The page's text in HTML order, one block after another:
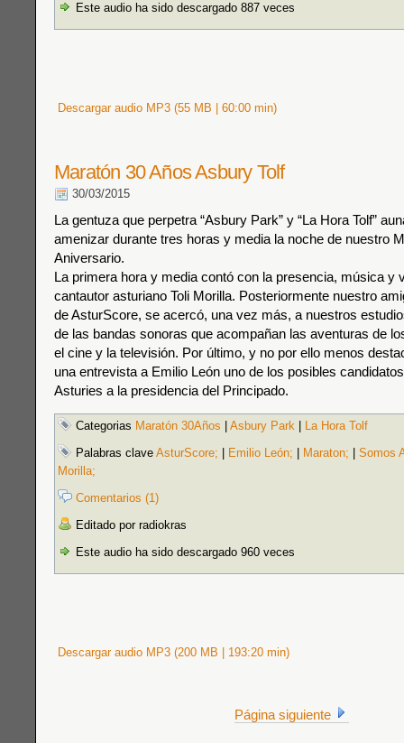
Este audio ha sido descargado 887 veces
Descargar audio MP3 (55 MB | 60:00 min)
Maratón 30 Años Asbury Tolf
30/03/2015
La gentuza que perpetra “Asbury Park” y “La Hora Tolf”
amenizar durante tres horas y media la noche de nuestro
Aniversario.
La primera hora y media contó con la presencia, música y
cantautor asturiano Toli Morilla. Posteriormente nuestro
de AsturScore, se acercó, una vez más, a nuestros
de las bandas sonoras que acompañan las aventuras de
el cine y la televisión. Por último, y no por ello menos
una entrevista a Emilio León uno de los posibles
Asturies a la presidencia del Principado.
Categorias Maratón 30Años Asbury Park
La Hora Tolf
Palabras clave AsturScore; Emilio León; Maraton;
Somos
Morilla;
Comentarios (1)
Editado por radiokras
Este audio ha sido descargado 960 veces
Descargar audio MP3 (200 MB | 193:20 min)
Página siguiente